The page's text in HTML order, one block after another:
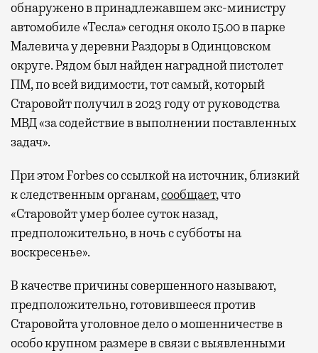
обнаружено в принадлежавшем экс-министру
автомобиле «Тесла» сегодня около 15.00 в парке
Малевича у деревни Раздоры в Одинцовском
округе. Рядом был найден наградной пистолет
ПМ, по всей видимости, тот самый, который
Старовойт получил в 2023 году от руководства
МВД «за содействие в выполнении поставленных
задач».
При этом Forbes со ссылкой на источник, близкий
к следственным органам,сообщает, что
«Старовойт умер более суток назад,
предположительно, в ночь с субботы на
воскресенье».
В качестве причины совершенного называют,
предположительно, готовившееся против
Старовойта уголовное дело о мошенничестве в
особо крупном размере в связи с выявленными